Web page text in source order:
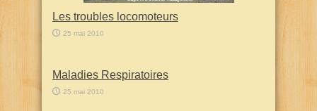
Les troubles locomoteurs
25 mai 2010
Maladies Respiratoires
25 mai 2010